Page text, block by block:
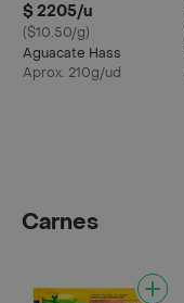
$ 2205/u
($10.50/g)
Aguacate Hass
Aprox. 210g/ud
Carnes